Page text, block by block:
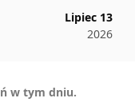
Lipiec 13
2026
w tym dniu.